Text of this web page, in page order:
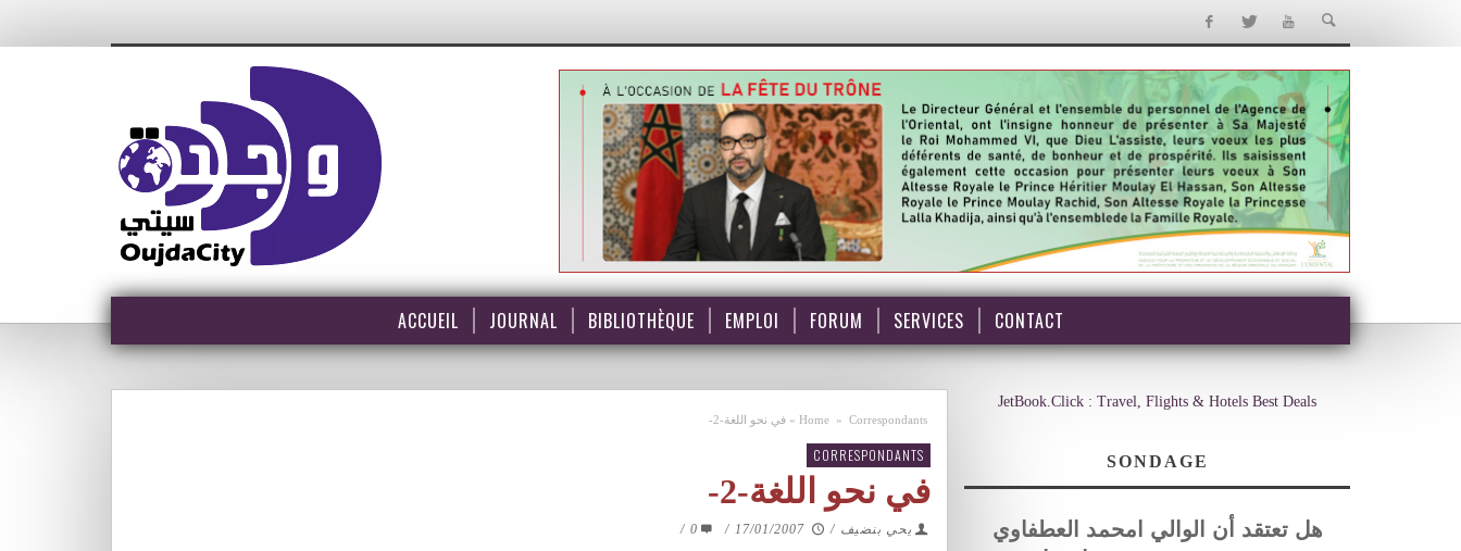
ACCUEIL JOURNAL BIBLIOTHÈQUE EMPLOI FORUM SERVICES CONTACT
Home » Correspondants
» في نحو اللغة-2-
CORRESPONDANTS
في نحو اللغة-2-
يحي بنضيف /
17/01/2007
/
0
/
JetBook.Click : Travel, Flights & Hotels Best Deals
SONDAGE
هل تعتقد أن الوالي امحمد العطفاوي